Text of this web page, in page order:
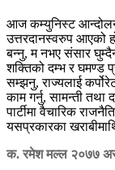
आज कम्युनिस्ट
उत्तरदानस्वरुप आएको
बन्नु, म नभए संसार
शक्तिको दम्भ र घमण्ड
सम्झनु, राज्यलाई
काम गर्नु, सामन्ती
पार्टीमा वैचारिक
यसप्रकारका
क. रमेश मल्ल २०७७